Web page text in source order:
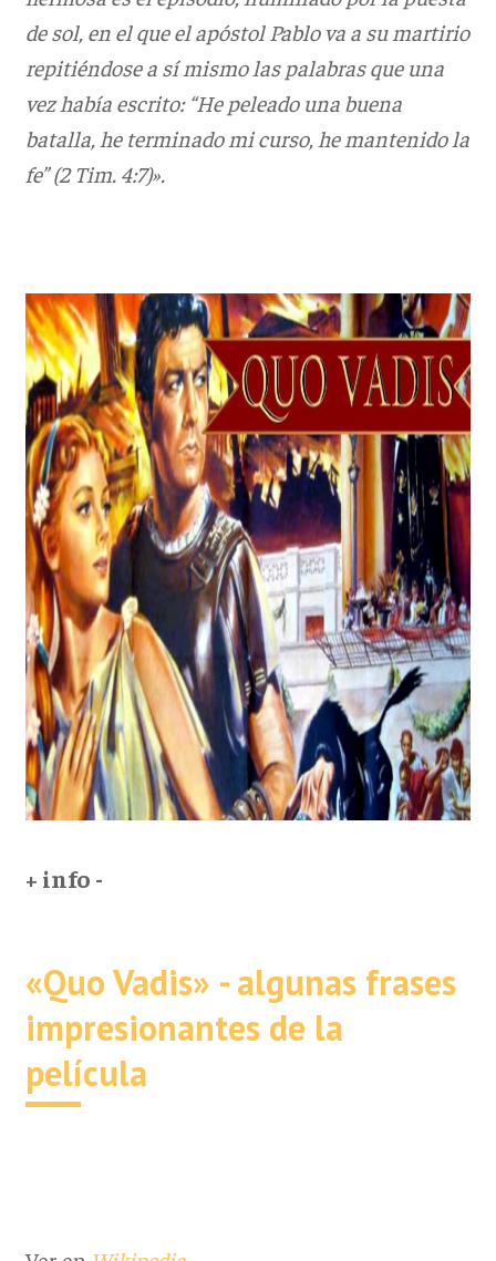
de sol, en el que el apóstol Pablo va a su martirio
repitiéndose a sí mismo las palabras que una
vez había escrito: “He peleado una buena
batalla, he terminado mi curso, he mantenido la
fe” (2 Tim. 4:7)».
+ info -
«Quo Vadis» - algunas frases
impresionantes de la
película